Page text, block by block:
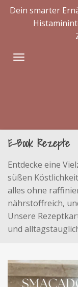
Zum
Hauptinhalt
Dein smarter
E-Book Rezepte
Entdecke eine
süßen
alles ohne
nährstoffreich,
Unsere
und